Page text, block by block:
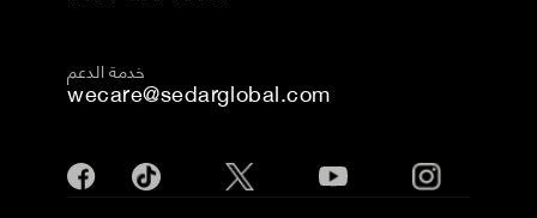
خدمة الدعم
wecare@sedarglobal.com